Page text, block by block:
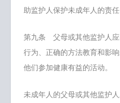
助监护人保护未成年人的责任
第九条 父母或其他监护人
行为、正确的方法教育和影
他们参加健康有益的活动。
未成年人的父母或其他监护